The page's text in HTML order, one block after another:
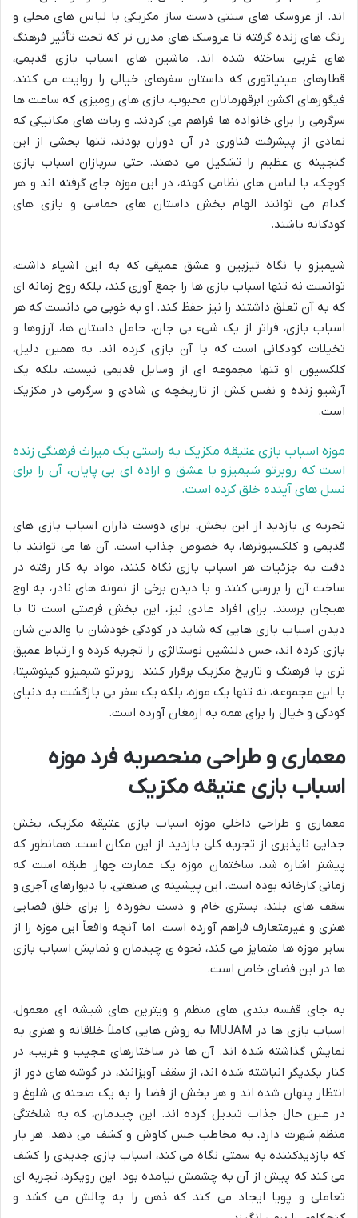
اند. از عروسک های سنتی دست ساز مکزیکی با لباس های محلی و
رنگ های زنده گرفته تا عروسک های مدرن تر که تحت تأثیر فرهنگ
های غربی ساخته شده اند. ماشین های اسباب بازی قدیمی،
قطارهای مینیاتوری که داستان سفرهای خیالی را روایت می کنند،
فیگورهای اکشن ابرقهرمانان محبوب، بازی های رومیزی که ساعت ها
سرگرمی را برای خانواده ها فراهم می کردند، و ربات های مکانیکی که
نمادی از پیشرفت فناوری در آن دوران بودند، تنها بخشی از این
گنجینه ی عظیم را تشکیل می دهند. حتی سربازان اسباب بازی
کوچک، با لباس های نظامی کهنه، در این موزه جای گرفته اند و هر
کدام می توانند الهام بخش داستان های حماسی و بازی های
کودکانه باشند.
شیمیزو با نگاه تیزبین و عشق عمیقی که به این اشیاء داشت،
توانست نه تنها اسباب بازی ها را جمع آوری کند، بلکه روح زمانه ای
که به آن تعلق داشتند را نیز حفظ کند. او به خوبی می دانست که هر
اسباب بازی، فراتر از یک شیء بی جان، حامل داستان ها، آرزوها و
تخیلات کودکانی است که با آن بازی کرده اند. به همین دلیل،
کلکسیون او تنها مجموعه ای از وسایل قدیمی نیست، بلکه یک
آرشیو زنده و نفس کش از تاریخچه ی شادی و سرگرمی در مکزیک
است.
موزه اسباب بازی عتیقه مکزیک به راستی یک میراث فرهنگی زنده
است که روبرتو شیمیزو با عشق و اراده ای بی پایان، آن را برای
نسل های آینده خلق کرده است.
تجربه ی بازدید از این بخش، برای دوست داران اسباب بازی های
قدیمی و کلکسیونرها، به خصوص جذاب است. آن ها می توانند با
دقت به جزئیات هر اسباب بازی نگاه کنند، مواد به کار رفته در
ساخت آن را بررسی کنند و با دیدن برخی از نمونه های نادر، به اوج
هیجان برسند. برای افراد عادی نیز، این بخش فرصتی است تا با
دیدن اسباب بازی هایی که شاید در کودکی خودشان یا والدین شان
بازی کرده اند، حس دلنشین نوستالژی را تجربه کرده و ارتباط عمیق
تری با فرهنگ و تاریخ مکزیک برقرار کنند. روبرتو شیمیزو کینوشیتا،
با این مجموعه، نه تنها یک موزه، بلکه یک سفر بی بازگشت به دنیای
کودکی و خیال را برای همه به ارمغان آورده است.
معماری و طراحی منحصربه فرد موزه
اسباب بازی عتیقه مکزیک
معماری و طراحی داخلی موزه اسباب بازی عتیقه مکزیک، بخش
جدایی ناپذیری از تجربه کلی بازدید از این مکان است. همانطور که
پیشتر اشاره شد، ساختمان موزه یک عمارت چهار طبقه است که
زمانی کارخانه بوده است. این پیشینه ی صنعتی، با دیوارهای آجری و
سقف های بلند، بستری خام و دست نخورده را برای خلق فضایی
هنری و غیرمتعارف فراهم آورده است. اما آنچه واقعاً این موزه را از
سایر موزه ها متمایز می کند، نحوه ی چیدمان و نمایش اسباب بازی
ها در این فضای خاص است.
به جای قفسه بندی های منظم و ویترین های شیشه ای معمول،
اسباب بازی ها در MUJAM به روش هایی کاملاً خلاقانه و هنری به
نمایش گذاشته شده اند. آن ها در ساختارهای عجیب و غریب، در
کنار یکدیگر انباشته شده اند، از سقف آویزانند، در گوشه های دور از
انتظار پنهان شده اند و هر بخش از فضا را به یک صحنه ی شلوغ و
در عین حال جذاب تبدیل کرده اند. این چیدمان، که به شلختگی
منظم شهرت دارد، به مخاطب حس کاوش و کشف می دهد. هر بار
که بازدیدکننده به سمتی نگاه می کند، اسباب بازی جدیدی را کشف
می کند که پیش از آن به چشمش نیامده بود. این رویکرد، تجربه ای
تعاملی و پویا ایجاد می کند که ذهن را به چالش می کشد و